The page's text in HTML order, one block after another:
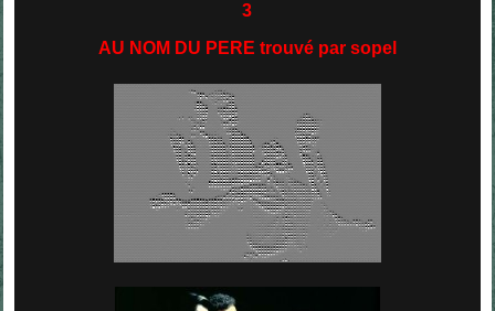
3
AU NOM DU PERE trouvé par sopel